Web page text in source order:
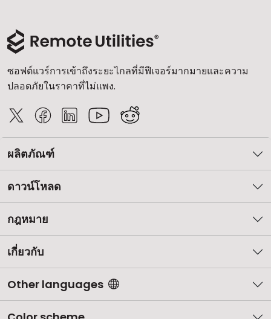
ซอฟต์แวร์การเข้าถึงระยะไกลที่มีฟีเจอร์มากมายและความ
ปลอดภัยในราคาที่ไม่แพง.
ผลิตภัณฑ์
ดาวน์โหลด
กฎหมาย
เกี่ยวกับ
Other languages